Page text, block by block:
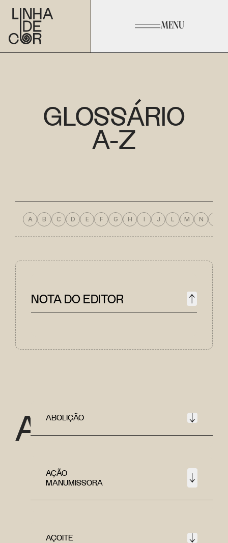
MENU
GLOSSÁRIO
A-Z
A B C D E F G H I J L M N
NOTA DO EDITOR
A ABOLIÇÃO
AÇÃO
MANUMISSORA
AÇOITE